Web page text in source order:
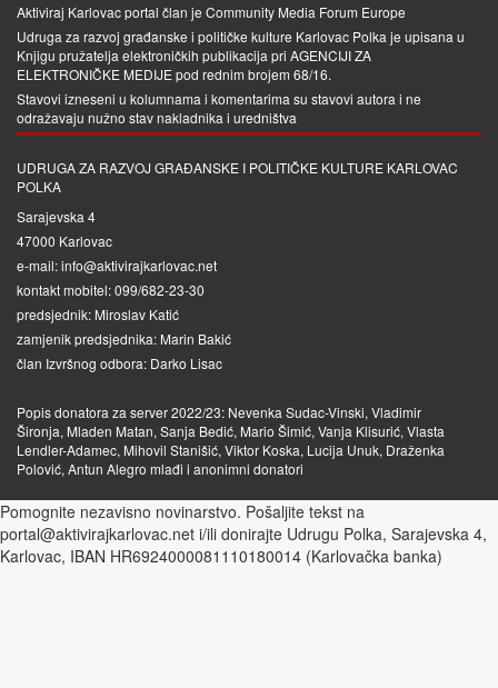
Aktiviraj Karlovac portal član je Community Media Forum Europe
Udruga za razvoj građanske i političke kulture Karlovac Polka je upisana u
Knjigu pružatelja elektroničkih publikacija pri AGENCIJI ZA
ELEKTRONIČKE MEDIJEpod rednim brojem 68/16.
Stavovi izneseni u kolumnama i komentarima su stavovi autora i ne
odražavaju nužno stav nakladnika i uredništva
UDRUGA ZA RAZVOJ GRAĐANSKE I POLITIČKE KULTURE KARLOVAC
POLKA
Sarajevska 4
47000 Karlovac
e-mail: info@aktivirajkarlovac.net
kontakt mobitel: 099/682-23-30
predsjednik: Miroslav Katić
zamjenik predsjednika: Marin Bakić
član Izvršnog odbora: Darko Lisac
Popis donatora za server 2022/23: Nevenka Sudac-Vinski, Vladimir
Šironja, Mladen Matan, Sanja Bedić, Mario Šimić, Vanja Klisurić, Vlasta
Lendler-Adamec, Mihovil Stanišić, Viktor Koska, Lucija Unuk, Draženka
Polović, Antun Alegro mlađi i anonimni donatori
Pomognite nezavisno novinarstvo. Pošaljite tekst na
portal@aktivirajkarlovac.net i/ili donirajte Udrugu Polka, Sarajevska 4,
Karlovac, IBAN HR6924000081110180014 (Karlovačka banka)